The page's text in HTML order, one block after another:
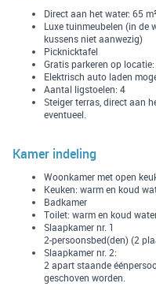
Direct aan het water: 65
Luxe tuinmeubelen (in de
kussens niet aanwezig)
Picknicktafel
Gratis parkeren op
Elektrisch auto laden
Aantal ligstoelen: 4
Steiger terras, direct aan
eventueel.
Kamer indeling
Woonkamer met open
Keuken: warm en koud
Badkamer
Toilet: warm en koud
Slaapkamer nr. 1
2-persoonsbed(den) (2
Slaapkamer nr. 2:
2 apart staande
geschoven worden.